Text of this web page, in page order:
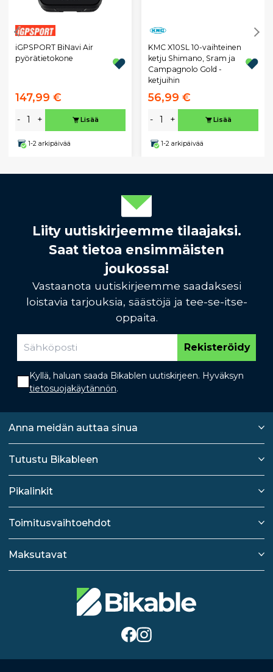
iGPSPORT BiNavi Air
pyörätietokone
147,99 €
- + Lisää
1-2 arkipäivää
KMC X10SL 10-vaihteinen
ketju Shimano, Sram ja
Campagnolo Gold -
ketjuihin
56,99 €
- + Lisää
1-2 arkipäivää
Liity uutiskirjeemme tilaajaksi.
Saat tietoa ensimmäisten
joukossa!
Vastaanota uutiskirjeemme saadaksesi
loistavia tarjouksia, säästöjä ja tee-se-itse-
oppaita.
Rekisteröidy
Kyllä, haluan saada Bikablen uutiskirjeen. Hyväksyn
tietosuojakäytännön.
Anna meidän auttaa sinua
Tutustu Bikableen
Pikalinkit
Toimitusvaihtoehdot
Maksutavat